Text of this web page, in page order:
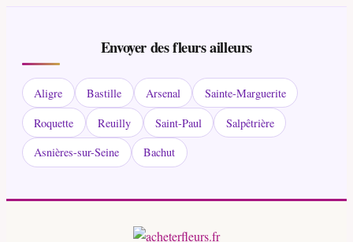
Envoyer des fleurs ailleurs
Aligre Bastille Arsenal
Sainte-Marguerite
Roquette
Reuilly Saint-Paul
Salpêtrière
Asnières-sur-Seine
Bachut